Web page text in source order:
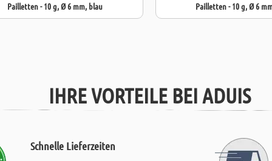
Pailletten - 10 g, Ø 6 mm, blau Pailletten - 10 g, Ø 6
IHRE VORTEILE BEI ADUIS
Schnelle Lieferzeiten